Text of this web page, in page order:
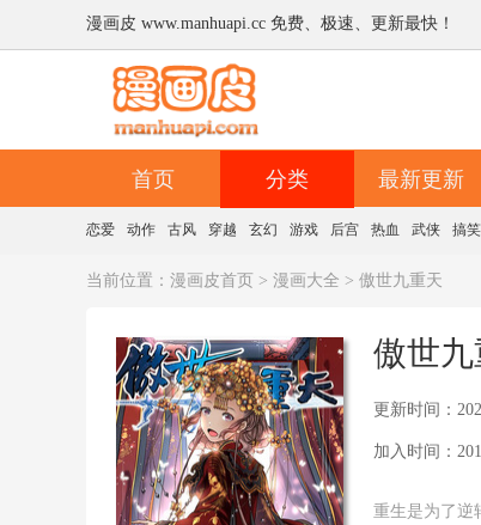
漫画皮 www.manhuapi.cc 免费、极速、更新最快！
首页 分类 最新更新
恋爱 动作 古风 穿越 玄幻 游戏 后宫 热血 武侠 搞笑
当前位置： 漫画皮首页 > 漫画大全 > 傲世九重天
傲世九
更新时间：
加入时间：
重生是为了逆